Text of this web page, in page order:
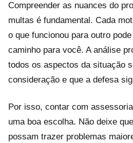
Compreender as nuances do
multas é fundamental. Cada
o que funcionou para outro
caminho para você. A análise
todos os aspectos da situação
consideração e que a defesa
Por isso, contar com
uma boa escolha. Não deixe
possam trazer problemas